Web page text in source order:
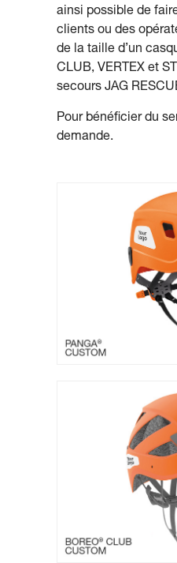
ainsi possible de
clients ou des
de la taille d’un
CLUB, VERTEX et
secours JAG
Pour bénéficier du
demande.